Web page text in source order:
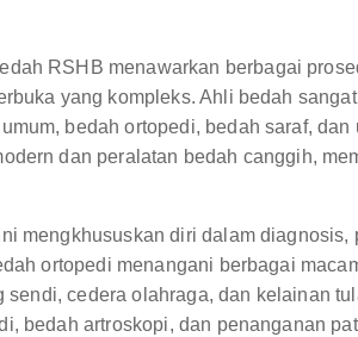
RSHB menawarkan berbagai
yang kompleks. Ahli bedah
bedah ortopedi, bedah saraf,
dan peralatan bedah canggih,
mengkhususkan diri dalam
ortopedi menangani berbagai
sendi, cedera olahraga, dan kelainan
bedah artroskopi, dan penanganan